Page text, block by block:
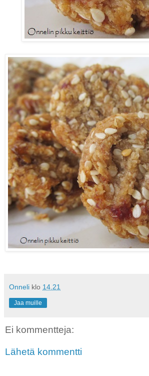
Onneli klo 14.21
Jaa muille
Ei kommentteja:
Lähetä kommentti